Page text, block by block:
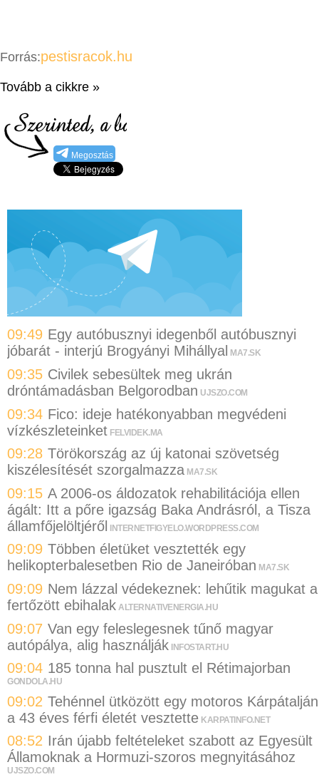
Forrás:pestisracok.hu
Tovább a cikkre »
Megosztás
09:49 Egy autóbusznyi idegenből autóbusznyi
jóbarát - interjú Brogyányi Mihállyal
MA7.SK
09:35 Civilek sebesültek meg ukrán
dróntámadásban Belgorodban UJSZO.COM
09:34 Fico: ideje hatékonyabban megvédeni
vízkészleteinket FELVIDEK.MA
09:28 Törökország az új katonai szövetség
kiszélesítését szorgalmazza MA7.SK
09:15 A 2006-os áldozatok rehabilitációja ellen
ágált: Itt a pőre igazság Baka Andrásról, a Tisza
államfőjelöltjéről INTERNETFIGYELO.WORDPRESS.COM
09:09 Többen életüket vesztették egy
helikopterbalesetben Rio de Janeiróban MA7.SK
09:09 Nem lázzal védekeznek: lehűtik magukat a
fertőzött ebihalak ALTERNATIVENERGIA.HU
09:07 Van egy feleslegesnek tűnő magyar
autópálya, alig használják INFOSTART.HU
09:04 185 tonna hal pusztult el Rétimajorban
GONDOLA.HU
09:02 Tehénnel ütközött egy motoros
a 43 éves férfi életét vesztette KARPATINFO.NET
08:52 Irán újabb feltételeket szabott az Egyesült
Államoknak a Hormuzi-szoros megnyitásához
UJSZO.COM